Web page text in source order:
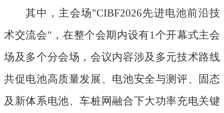
其中，主会场"CIBF2026先进电池前沿技
术交流会"，在整个会期内设有1个开幕式主会
场及多个分会场，会议内容涉及多元技术路线
共促电池高质量发展、电池安全与测评、固态
及新体系电池、车桩网融合下大功率充电关键